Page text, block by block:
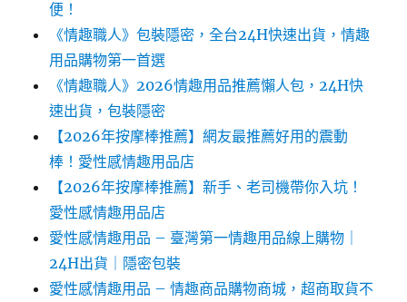
便！
《情趣職人》包裝隱密，全台24H快速出貨，情趣
用品購物第一首選
《情趣職人》2026情趣用品推薦懶人包，24H快
速出貨，包裝隱密
【2026年按摩棒推薦】網友最推薦好用的震動
棒！愛性感情趣用品店
【2026年按摩棒推薦】新手、老司機帶你入坑！
愛性感情趣用品店
愛性感情趣用品 – 臺灣第一情趣用品線上購物｜
24H出貨｜隱密包裝
愛性感情趣用品 – 情趣商品購物商城，超商取貨不